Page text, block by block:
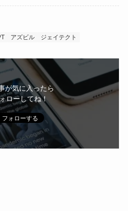
アズビル ジェイテクト
が気に入ったら
ローしてね！